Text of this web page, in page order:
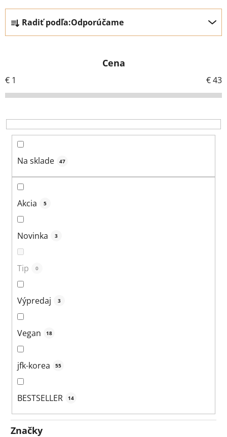
R
a
d
i
e
r
o
Radiť podľa:Odporúčame
Cena
€ 1 €43
Na sklade 47
Akcia 5
Novinka 3
Tip 0
Výpredaj 3
Vegan 18
jfk-korea 55
BESTSELLER 14
Značky